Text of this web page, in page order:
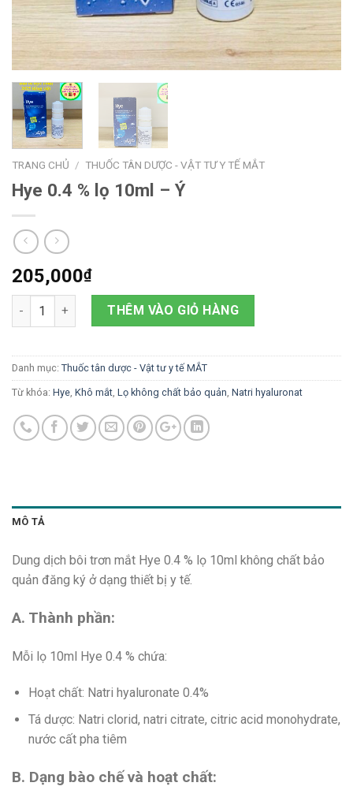
TRANG CHỦ / THUỐC TÂN DƯỢC - VẬT TƯ Y TẾ MẮT
Hye 0.4 % lọ 10ml – Ý
205,000₫
Số lượng THÊM VÀO GIỎ HÀNG
Danh mục: Thuốc tân dược - Vật tư y tế MẮT
Từ khóa: Hye, Khô mắt, Lọ không chất bảo quản, Natri hyaluronat
MÔ TẢ
Dung dịch bôi trơn mắt Hye 0.4 % lọ 10ml không chất bảo
quản đăng ký ở dạng thiết bị y tế.
A. Thành phần:
Mỗi lọ 10ml Hye 0.4 % chứa:
Hoạt chất: Natri hyaluronate 0.4%
Tá dược: Natri clorid, natri citrate, citric acid monohydrate,
nước cất pha tiêm
B. Dạng bào chế và hoạt chất: